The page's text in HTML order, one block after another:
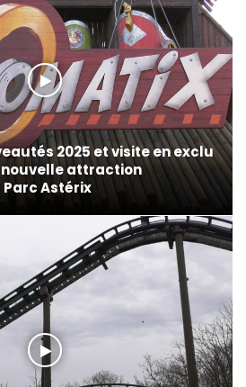
2025 et visite en exclu
attraction
Astérix